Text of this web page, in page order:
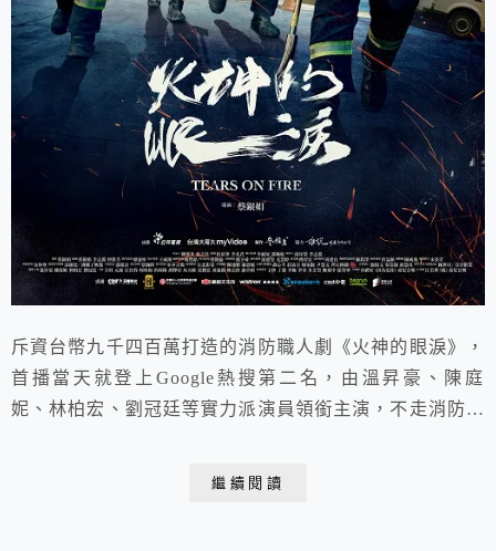
斥資台幣九千四百萬打造的消防職人劇《火神的眼淚》，
首播當天就登上Google熱搜第二名，由溫昇豪、陳庭
妮、林柏宏、劉冠廷等實力派演員領銜主演，不走消防劇
繼續閱讀